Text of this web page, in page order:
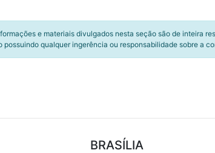
e materiais divulgados nesta seção são de inteira
possuindo qualquer ingerência ou responsabilidade sobre a
BRASÍLIA